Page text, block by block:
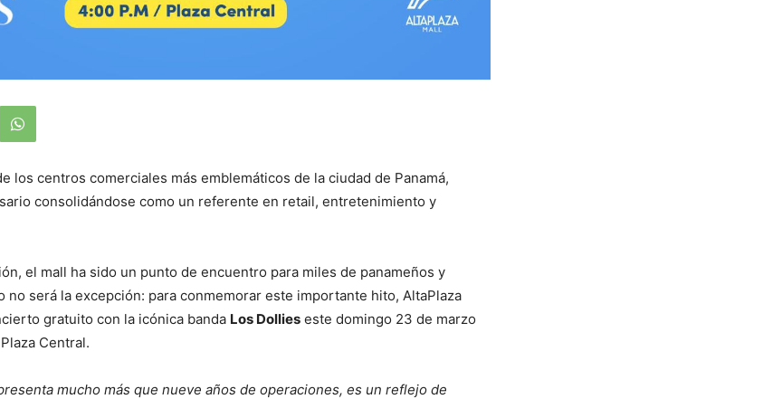
los centros comerciales más emblemáticos de la ciudad de Panamá,
consolidándose como un referente en retail, entretenimiento y
el mall ha sido un punto de encuentro para miles de panameños y
no será la excepción: para conmemorar este importante hito, AltaPlaza
gratuito con la icónica banda Los Dollies este domingo 23 de marzo
Central.
mucho más que nueve años de operaciones, es un reflejo de